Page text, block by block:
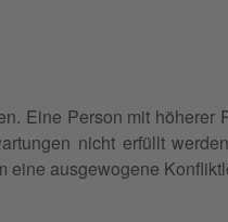
Eine Person mit höherer
nicht erfüllt
eine ausgewogene